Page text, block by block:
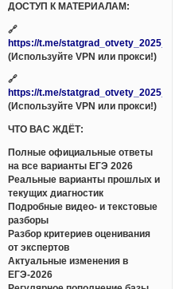
ДОСТУП К МАТЕРИАЛАМ:
🔗
https://t.me/
(Используйте VPN или прокси!)
🔗
https://t.me/
(Используйте VPN или прокси!)
ЧТО ВАС ЖДЁТ:
Полные официальные ответы
на все варианты ЕГЭ 2026
Реальные варианты прошлых и
текущих диагностик
Подробные видео- и текстовые
разборы
Разбор критериев оценивания
от экспертов
Актуальные изменения в
ЕГЭ-2026